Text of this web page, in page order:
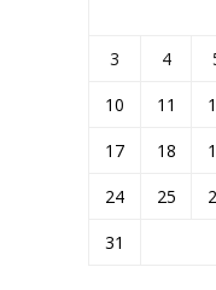
3
4
10
11
17
18
24
25
31